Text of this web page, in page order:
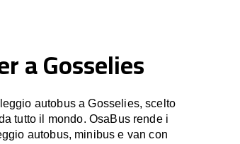
a Gosselies
autobus a Gosselies, scelto
tutto il mondo. OsaBus rende i
autobus, minibus e van con